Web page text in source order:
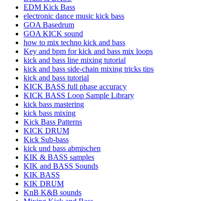
EDM Kick Bass
electronic dance music kick bass
GOA Basedrum
GOA KICK sound
how to mix techno kick and bass
Key and bpm for kick and bass mix loops
kick and bass line mixing tutorial
kick and bass side-chain mixing tricks tips
kick and bass tutorial
KICK BASS full phase accuracy
KICK BASS Loop Sample Library
kick bass mastering
kick bass mixing
Kick Bass Patterns
KICK DRUM
Kick Sub-bass
kick und bass abmischen
KIK & BASS samples
KIK and BASS Sounds
KIK BASS
KIK DRUM
KnB K&B sounds